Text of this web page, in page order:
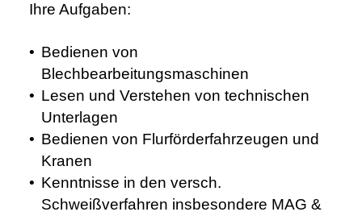
Ihre Aufgaben:
Bedienen von
Blechbearbeitungsmaschinen
Lesen und Verstehen von technischen
Unterlagen
Bedienen von Flurförderfahrzeugen und
Kranen
Kenntnisse in den versch.
Schweißverfahren insbesondere MAG &